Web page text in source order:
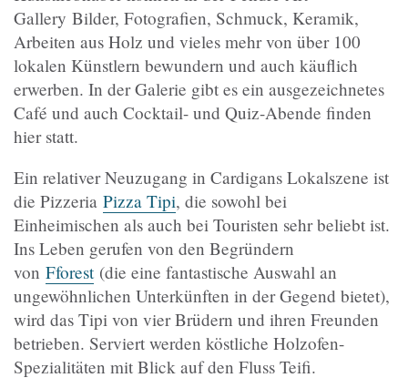
Gallery Bilder, Fotografien, Schmuck, Keramik,
Arbeiten aus Holz und vieles mehr von über 100
lokalen Künstlern bewundern und auch käuflich
erwerben. In der Galerie gibt es ein ausgezeichnetes
Café und auch Cocktail- und Quiz-Abende finden
hier statt.
Ein relativer Neuzugang in Cardigans Lokalszene ist
die Pizzeria Pizza Tipi, die sowohl bei
Einheimischen als auch bei Touristen sehr beliebt ist.
Ins Leben gerufen von den Begründern
von Fforest(die eine fantastische Auswahl an
ungewöhnlichen Unterkünften in der Gegend bietet),
wird das Tipi von vier Brüdern und ihren Freunden
betrieben. Serviert werden köstliche Holzofen-
Spezialitäten mit Blick auf den Fluss Teifi.